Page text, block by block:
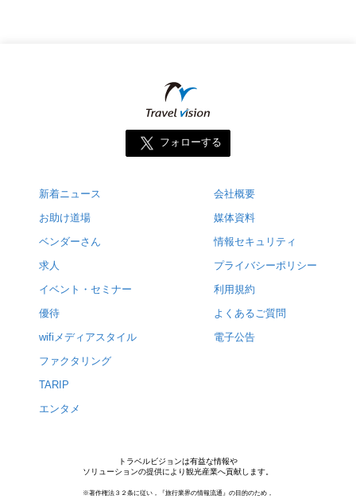
フォローする
新着ニュース
お助け道場
ベンダーさん
求人
イベント・セミナー
優待
wifiメディアスタイル
ファクタリング
TARIP
エンタメ
会社概要
媒体資料
情報セキュリティ
プライバシーポリシー
利用規約
よくあるご質問
電子公告
トラベルビジョンは有益な情報や
ソリューションの提供により観光産業へ貢献します。
※著作権法３２条に従い，『旅行業界の情報流通』の目的のため，